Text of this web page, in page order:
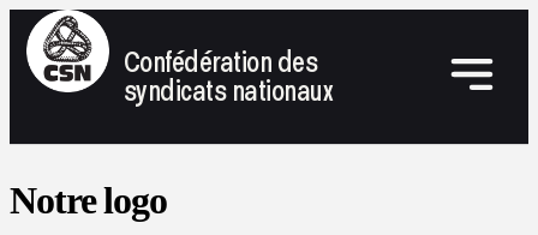
Confédération des
syndicats nationaux
Notre logo